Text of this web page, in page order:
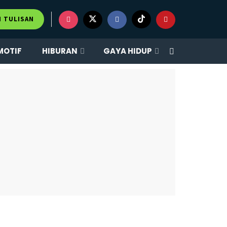
TULISAN
HIBURAN GAYA HIDUP